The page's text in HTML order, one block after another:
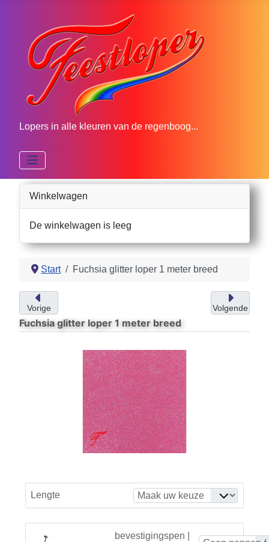
Lopers in alle kleuren van de regenboog...
Winkelwagen
De winkelwagen is leeg
Start Fuchsia glitter loper 1 meter breed
Vorige Volgende
Fuchsia glitter loper 1 meter breed
Lengte
bevestigingspen |